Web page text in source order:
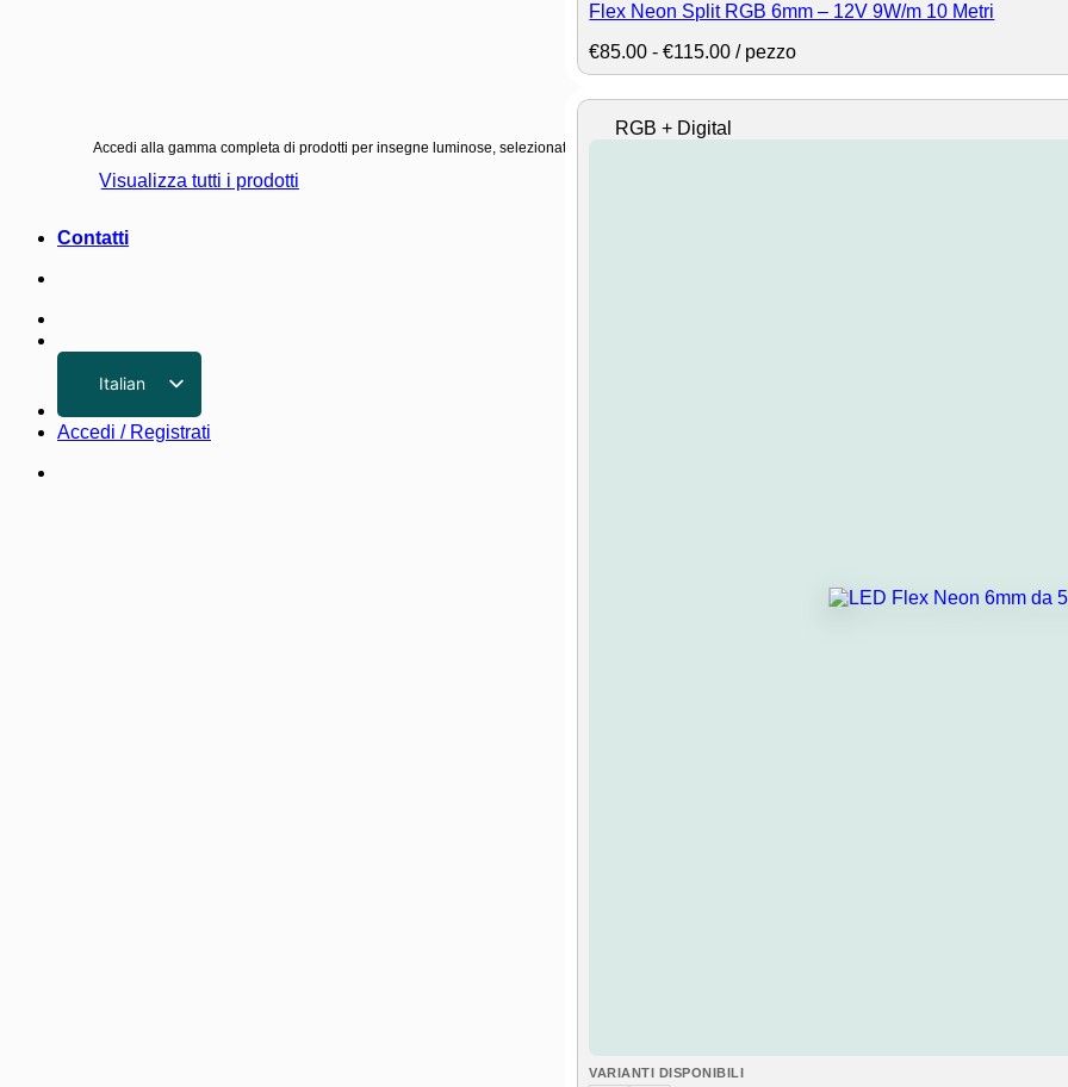
Accedi alla gamma completa di prodotti per insegne luminose, selezionati per installatori e professionisti del settore.
Visualizza tutti i prodotti
Contatti
Italian
English
Accedi / Registrati
Flex Neon Split RGB 6mm – 12V 9W/m 10 Metri
€85.00 - €115.00Fascia
di
prezzo:
da
€85.00
/ pezzo
⠀RGB + Digital⠀
VARIANTI DISPONIBILI